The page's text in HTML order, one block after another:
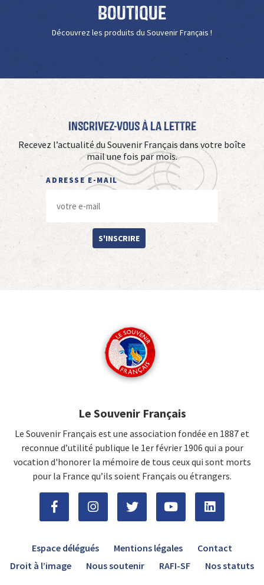
Boutique
Découvrez les produits du Souvenir Français !
Inscrivez-vous à La Lettre
Recevez l’actualité du Souvenir Français dans votre boîte
mail une fois par mois.
ADRESSE E-MAIL
S'INSCRIRE
Le Souvenir Français
Le Souvenir Français est une association fondée en 1887 et
reconnue d’utilité publique le 1er février 1906 qui a pour
vocation d'honorer la mémoire de tous ceux qui sont morts
pour la France qu’ils soient Français ou étrangers.
Espace délégués Mentions légales
Contact
Droit à l’image
Nous soutenir RAFI-SF Nos statuts